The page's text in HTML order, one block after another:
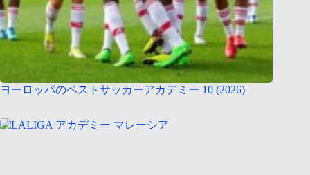
ヨーロッパのベストサッカーアカデミー 10 (2026)